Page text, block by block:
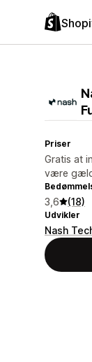
Priser
Gratis at
være
3,6 (18)
Udvikler
Nash